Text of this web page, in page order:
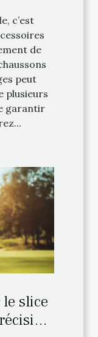
c’est
de
peut
plusieurs
garantir
slice